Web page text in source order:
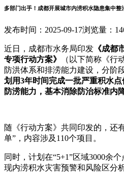
多部门出手！成都开展城市内涝积水隐患集中整
发布时间：2025-09-17浏览量：
近日，成都市水务局印发 《成都
专项行动方案》
（以下简称《行
防洪体系和排涝能力建设，分阶
划用3年时间完成一批严重积水
防涝能力，基本消除防治标准内
随《行动方案》共同印发的，还
单”，内容涉及110个项目。
同时，计划在“5+1”区域3000余
现内涝积水灾害预警和风险区分